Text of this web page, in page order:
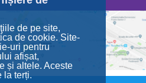
de pe site,
de cookie. Site-
uri pentru
afișat,
și altele. Aceste
la terți.